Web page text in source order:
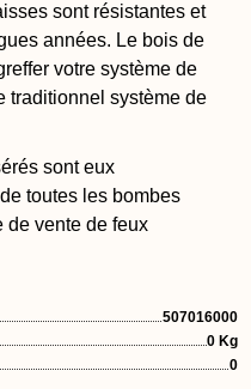
sont résistantes et
années. Le bois de
votre système de
traditionnel système de
sont eux
toutes les bombes
de vente de feux
507016000
0 Kg
0